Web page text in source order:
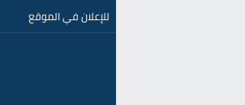
للإعلان في الموقع